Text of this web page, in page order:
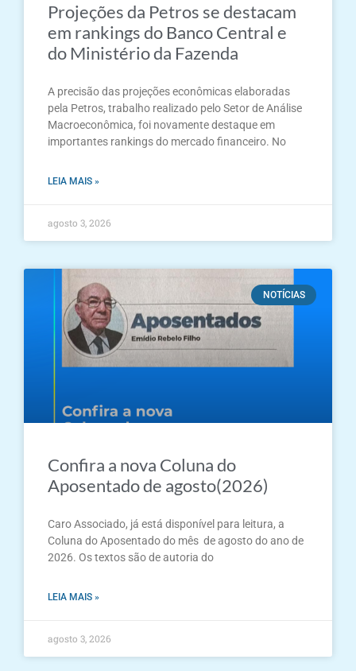
Projeções da Petros se destacam
em rankings do Banco Central e
do Ministério da Fazenda
A precisão das projeções econômicas elaboradas
pela Petros, trabalho realizado pelo Setor de Análise
Macroeconômica, foi novamente destaque em
importantes rankings do mercado financeiro. No
LEIA MAIS »
agosto 3, 2026
NOTÍCIAS
Confira a nova Coluna do
Aposentado de agosto(2026)
Caro Associado, já está disponível para leitura, a
Coluna do Aposentado do mês de agosto do ano de
2026. Os textos são de autoria do
LEIA MAIS »
agosto 3, 2026